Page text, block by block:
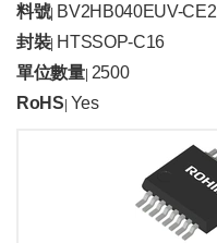
料號| BV2HB040EUV-CE2
封裝| HTSSOP-C16
單位數量| 2500
RoHS Yes